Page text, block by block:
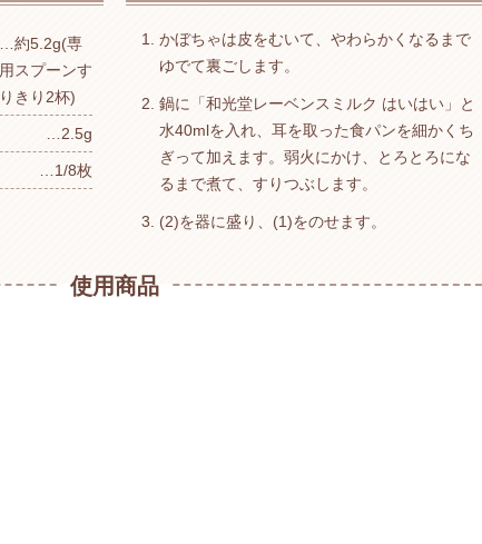
約5.2g(専
用スプーンす
りきり2杯)
2.5g
1/8枚
かぼちゃは皮をむいて、やわらかくなるまで
ゆでて裏ごします。
鍋に「和光堂レーベンスミルク はいはい」と
水40mlを入れ、耳を取った食パンを細かくち
ぎって加えます。弱火にかけ、とろとろにな
るまで煮て、すりつぶします。
(2)を器に盛り、(1)をのせます。
使用商品